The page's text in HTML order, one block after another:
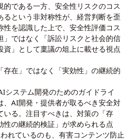
的である一方、安全性リスクのコス
るという非対称性が、経営判断を歪
性を認識した上で、安全性評価コス
」ではなく「訴訟リスクと社会的信
資」として稟議の俎上に載せる視点
存在」ではなく「実効性」の継続的
システム開発のためのガイドライ
、AI開発・提供者が取るべき安全対
いる。注目すべきは、対策の「存
性の継続的検証」が求められる点
れているのも、有害コンテンツ防止